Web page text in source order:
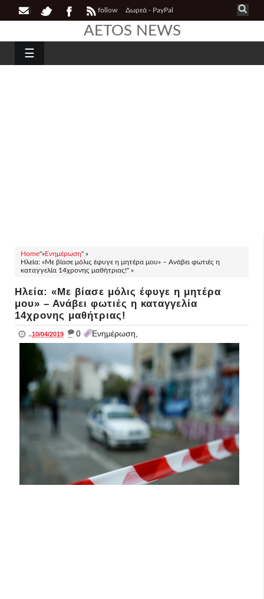
follow Δωρεά - PayPal
AETOS NEWS
☰
Home"»Ενημέρωση" »
Ηλεία: «Με βίασε μόλις έφυγε η μητέρα μου» – Ανάβει φωτιές η
καταγγελία 14χρονης μαθήτριας!" »
Ηλεία: «Με βίασε μόλις έφυγε η μητέρα
μου» – Ανάβει φωτιές η καταγγελία
14χρονης μαθήτριας!
..10/04/2019 _ 0 Ενημέρωση,